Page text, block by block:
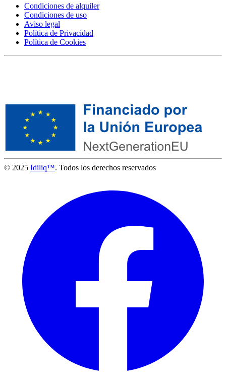
Condiciones de alquiler
Condiciones de uso
Aviso legal
Política de Privacidad
Política de Cookies
© 2025 Idiliq™. Todos los derechos reservados